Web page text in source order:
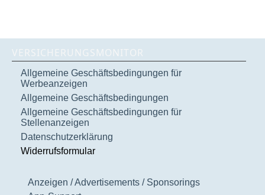
VERSICHERUNGSMONITOR
Allgemeine Geschäftsbedingungen für
Werbeanzeigen
Allgemeine Geschäftsbedingungen
Allgemeine Geschäftsbedingungen für
Stellenanzeigen
Datenschutzerklärung
Widerrufsformular
Anzeigen / Advertisements / Sponsorings